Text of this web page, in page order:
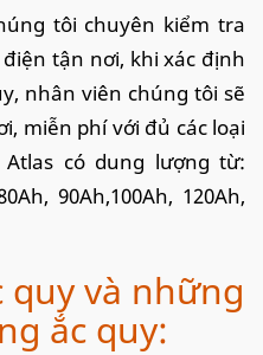
tôi chuyên kiểm tra
tận nơi, khi xác định
nhân viên chúng tôi sẽ
miễn phí với đủ các loại
có dung lượng từ:
90Ah,100Ah, 120Ah,
quy và những
ắc quy: